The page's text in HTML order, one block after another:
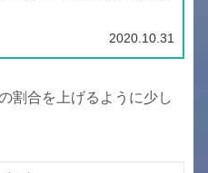
2020.10.31
割合を上げるように少し